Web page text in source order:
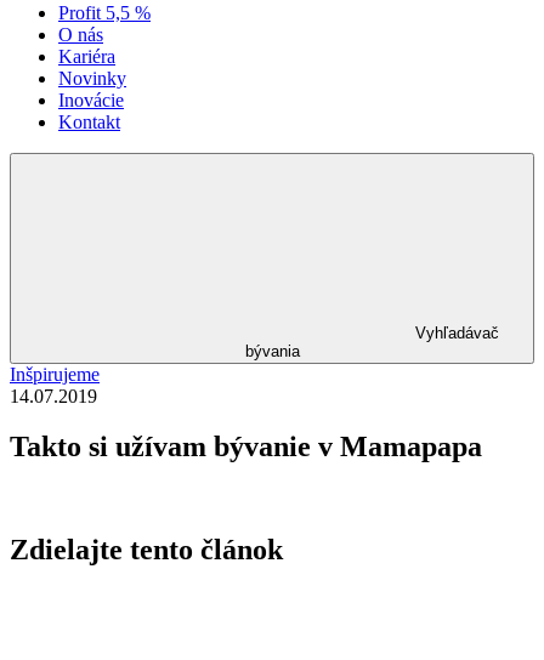
Profit 5,5 %
O nás
Kariéra
Novinky
Inovácie
Kontakt
Vyhľadávač
bývania
Inšpirujeme
14.07.2019
Takto si užívam bývanie v Mamapapa
Zdielajte tento článok